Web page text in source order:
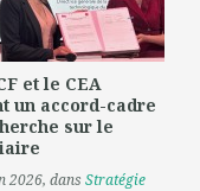
et le CEA
un accord-cadre
sur le
2026, dansStratégie